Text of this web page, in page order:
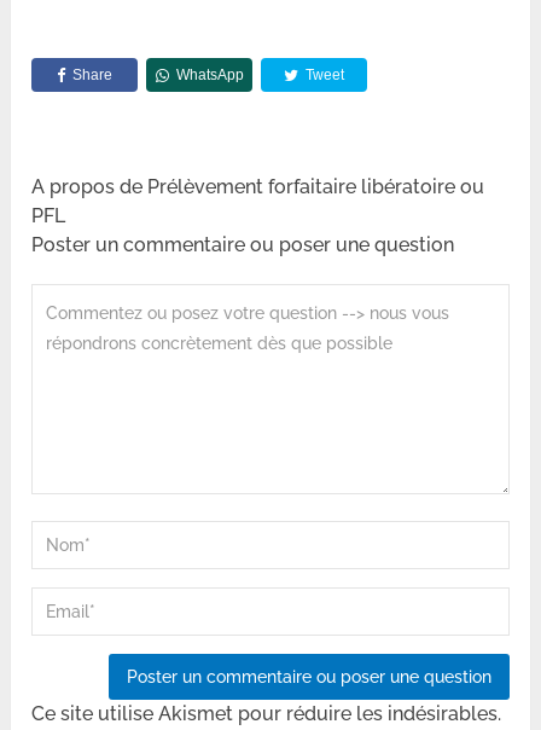
Share WhatsApp Tweet
A propos de Prélèvement forfaitaire libératoire ou
PFL
Poster un commentaire ou poser une question
Ce site utilise Akismet pour réduire les indésirables.